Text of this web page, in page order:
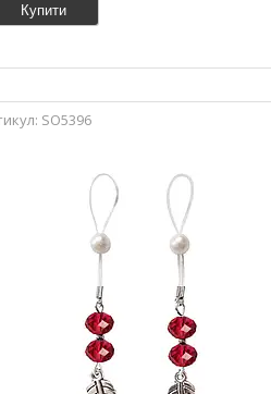
Купити
SO5396